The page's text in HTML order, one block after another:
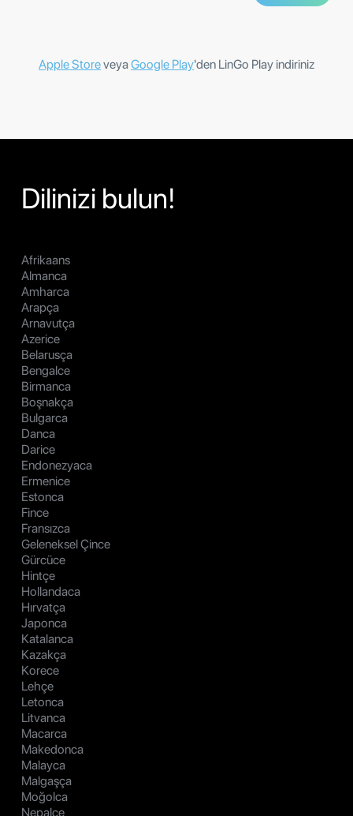
Apple StoreveyaGoogle Play'den LinGo Play indiriniz
Dilinizi bulun!
Afrikaans
Almanca
Amharca
Arapça
Arnavutça
Azerice
Belarusça
Bengalce
Birmanca
Boşnakça
Bulgarca
Danca
Darice
Endonezyaca
Ermenice
Estonca
Fince
Fransızca
Geleneksel Çince
Gürcüce
Hintçe
Hollandaca
Hırvatça
Japonca
Katalanca
Kazakça
Korece
Lehçe
Letonca
Litvanca
Macarca
Makedonca
Malayca
Malgaşça
Moğolca
Nepalce